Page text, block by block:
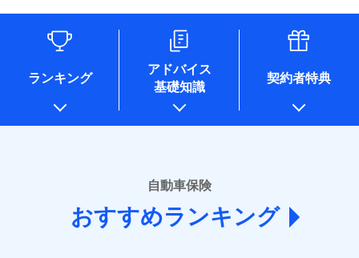
情報を取引のある他の保険会社の商品・サービスをご提案す
るために利用させていただくことがあります。）
各種セミナーの開催のため
コンサルティングサービスの実施のため
アンケートやキャンペーン等の実施のため
上記に係る案内・手続き・管理等付帯業務を行うため
* 当社が委託を受けている保険会社の情報は、保険会社のホ
ームページに掲載しておりますので、ご確認ください。
あいおいニッセイ同和損害保険株式会社
(https://www.aioinissaydowa.co.jp/)
アクサ損害保険株式会社 (https://www.axa-
direct.co.jp/)
ランキング
アドバイス
基礎知識
契約者特典
自動車保険
おすすめランキング